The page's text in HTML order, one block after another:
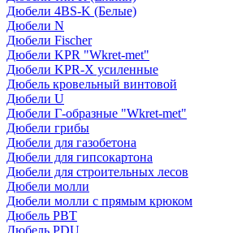
Дюбели 4BS-K (Белые)
Дюбели N
Дюбели Fischer
Дюбели KPR "Wkret-met"
Дюбели KPR-Х усиленные
Дюбель кровельный винтовой
Дюбели U
Дюбели Г-образные "Wkret-met"
Дюбели грибы
Дюбели для газобетона
Дюбели для гипсокартона
Дюбели для строительных лесов
Дюбели молли
Дюбели молли с прямым крюком
Дюбель PBT
Дюбель PDU